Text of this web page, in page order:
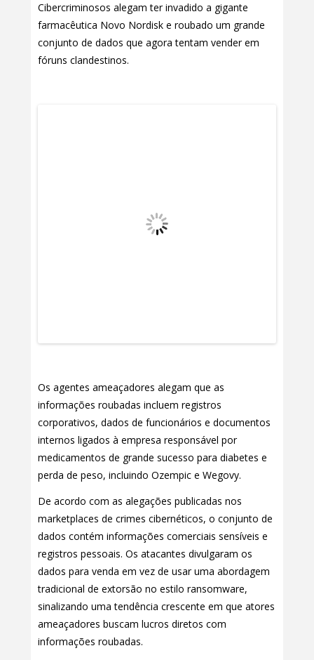
Cibercriminosos alegam ter invadido a gigante
farmacêutica Novo Nordisk e roubado um grande
conjunto de dados que agora tentam vender em
fóruns clandestinos.
Os agentes ameaçadores alegam que as
informações roubadas incluem registros
corporativos, dados de funcionários e documentos
internos ligados à empresa responsável por
medicamentos de grande sucesso para diabetes e
perda de peso, incluindo Ozempic e Wegovy.
De acordo com as alegações publicadas nos
marketplaces de crimes cibernéticos, o conjunto de
dados contém informações comerciais sensíveis e
registros pessoais. Os atacantes divulgaram os
dados para venda em vez de usar uma abordagem
tradicional de extorsão no estilo ransomware,
sinalizando uma tendência crescente em que atores
ameaçadores buscam lucros diretos com
informações roubadas.